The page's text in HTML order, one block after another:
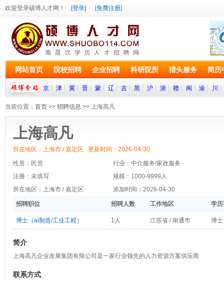
欢迎登录硕博人才网！ [登录] [免费注册]
网站首页 院校招聘 企业招聘 科研院所 猎头服务 简历
京 津 冀 晋 蒙 辽 吉 黑 沪 浙 赣 闽 渝 川
当前位置： 首页 >> 招聘信息 >> 上海高凡
上海高凡
所在地区：上海市 / 嘉定区 更新时间：2026-04-30
性质：民营
行业：中介服务/家政服务
注册：未填写
规模：1000-9999人
所在地区：上海市 / 嘉定区
添加时间：2026-04-30
招聘职位 招聘人数 工作地区 学
博士（ai制造/工业工程） 1人 江苏省 / 南通市 博士
简介
上海高凡企业发展集团有限公司是一家行业领先的人力资源方案供应商
联系方式